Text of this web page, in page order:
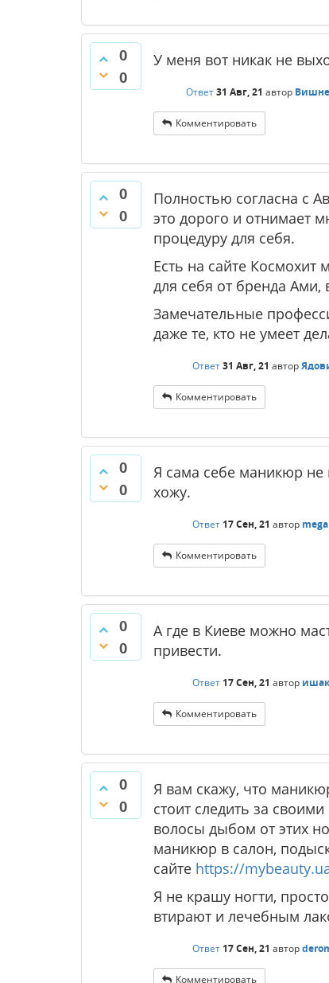
0
0
У меня вот никак не
Ответ31 Авг, 21 автор
Комментировать
0
0
Полностью согласна с
это дорого и отнимает
процедуру для себя.
Есть на сайте Космохит
для себя от бренда Ами,
Замечательные
даже те, кто не умеет
Ответ31 Авг, 21 автор
Комментировать
0
0
Я сама себе маникюр не
хожу.
Ответ 17 Сен, 21 автор
Комментировать
0
0
А где в Киеве можно
привести.
Ответ 17 Сен, 21 автор ишак
Комментировать
0
0
Я вам скажу, что
стоит следить за
волосы дыбом от этих
маникюр в салон,
сайте https://
Я не крашу ногти,
втирают и лечебным
Ответ 17 Сен, 21 автор
Комментировать